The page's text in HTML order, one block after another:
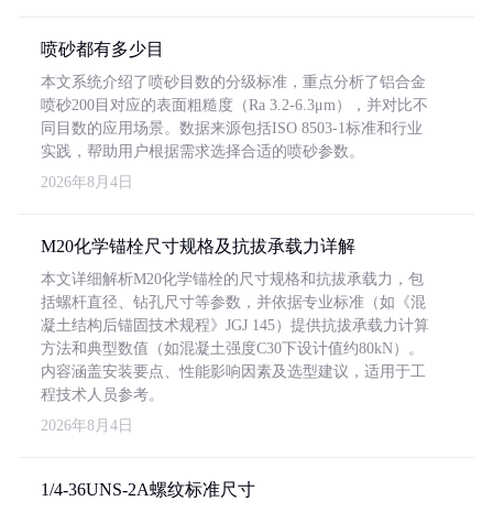
喷砂都有多少目
本文系统介绍了喷砂目数的分级标准，重点分析了铝合金
喷砂200目对应的表面粗糙度（Ra 3.2-6.3μm），并对比不
同目数的应用场景。数据来源包括ISO 8503-1标准和行业
实践，帮助用户根据需求选择合适的喷砂参数。
2026年8月4日
M20化学锚栓尺寸规格及抗拔承载力详解
本文详细解析M20化学锚栓的尺寸规格和抗拔承载力，包
括螺杆直径、钻孔尺寸等参数，并依据专业标准（如《混
凝土结构后锚固技术规程》JGJ 145）提供抗拔承载力计算
方法和典型数值（如混凝土强度C30下设计值约80kN）。
内容涵盖安装要点、性能影响因素及选型建议，适用于工
程技术人员参考。
2026年8月4日
1/4-36UNS-2A螺纹标准尺寸